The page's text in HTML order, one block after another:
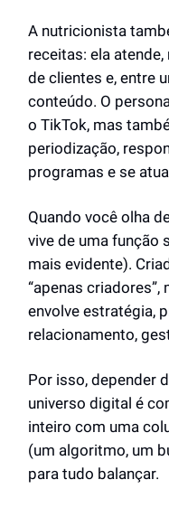
A nutricionista
receitas: ela
de clientes e, entre
conteúdo. O
o TikTok, mas
periodização,
programas e se
Quando você olha
vive de uma função
mais evidente).
“apenas
envolve estratégia,
relacionamento,
Por isso, depender
universo digital é
inteiro com uma
(um algoritmo, um
para tudo balançar.